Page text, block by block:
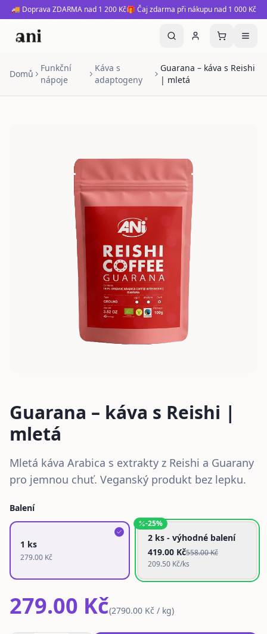
🚚 Doprava ZDARMA nad 1 200 Kč🎁 Čaj zdarma při nákupu nad 1 000 Kč
Domů
Funkční
nápoje
Káva s
adaptogeny
Guarana – káva s Reishi
| mletá
Guarana – káva s Reishi |
mletá
Mletá káva Arabica s extrakty z Reishi a Guarany
pro jemnou chuť. Veganský produkt bez lepku.
Balení
1 ks
279.00 Kč
2 ks - výhodné balení
419.00 Kč558.00Kč
209.50 Kč/ks
-25%
279.00 Kč(2790.00 Kč / kg)